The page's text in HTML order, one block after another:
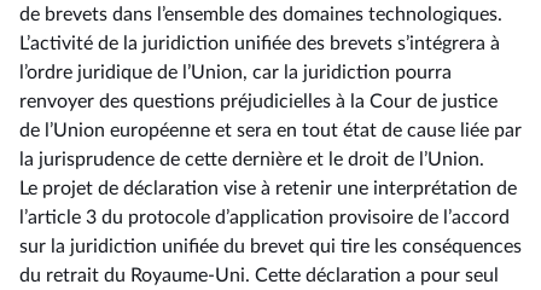
de brevets dans l’ensemble des domaines technologiques.
L’activité de la juridiction unifiée des brevets s’intégrera à
l’ordre juridique de l’Union, car la juridiction pourra
renvoyer des questions préjudicielles à la Cour de justice
de l’Union européenne et sera en tout état de cause liée par
la jurisprudence de cette dernière et le droit de l’Union.
Le projet de déclaration vise à retenir une interprétation de
l’article 3 du protocole d’application provisoire de l’accord
sur la juridiction unifiée du brevet qui tire les conséquences
du retrait du Royaume-Uni. Cette déclaration a pour seul